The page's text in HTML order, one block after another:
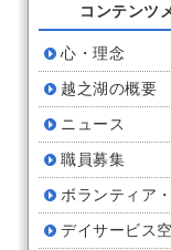
コンテンツ
心・理念
越之湖の概要
ニュース
職員募集
ボランティア
デイサービス